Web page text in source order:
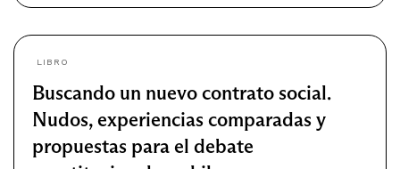
LIBRO
Buscando un nuevo contrato social.
Nudos, experiencias comparadas y
propuestas para el debate